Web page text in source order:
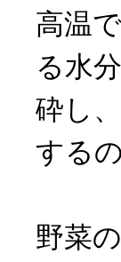
高温
る水
砕し
する
野菜